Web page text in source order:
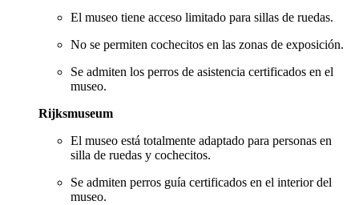
El museo tiene acceso limitado para sillas de ruedas.
No se permiten cochecitos en las zonas de exposición.
Se admiten los perros de asistencia certificados en el
museo.
Rijksmuseum
El museo está totalmente adaptado para personas en
silla de ruedas y cochecitos.
Se admiten perros guía certificados en el interior del
museo.